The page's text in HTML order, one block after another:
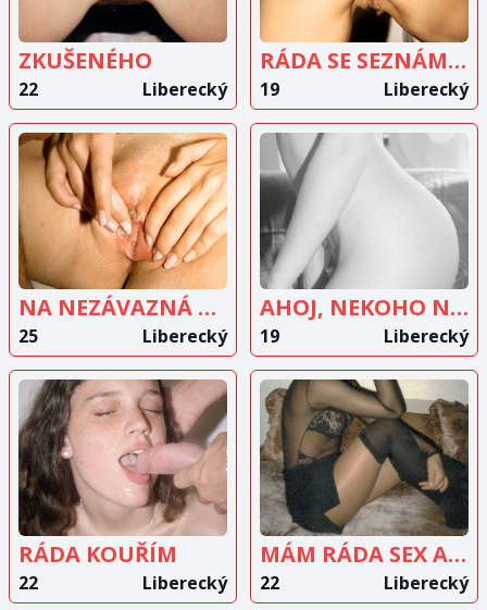
ZKUŠENÉHO
22 Liberecký
RÁDA SE SEZNÁMÍM SE STARŠÍM A ZKUŠENÝM MUŽEM
19 Liberecký
ZOBRAZIT
INZERÁT
NA NEZÁVAZNÁ SETKÁNÍ
25 Liberecký
ZOBRAZIT
INZERÁT
AHOJ, NEKOHO NA SEXIK HLEDAM
19 Liberecký
ZOBRAZIT
INZERÁT
RÁDA KOUŘÍM
22 Liberecký
ZOBRAZIT
INZERÁT
MÁM RÁDA SEX A HLEDÁM DLOUHODOBÉHO MILENCE
22 Liberecký